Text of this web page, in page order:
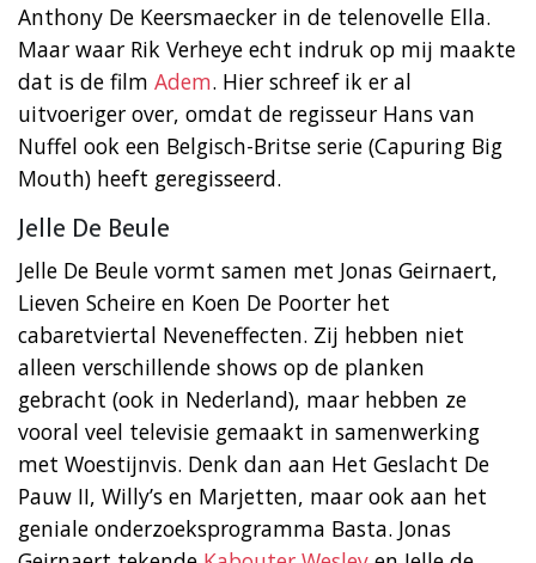
Anthony De Keersmaecker in de telenovelle Ella.
Maar waar Rik Verheye echt indruk op mij maakte
dat is de film Adem. Hier schreef ik er al
uitvoeriger over, omdat de regisseur Hans van
Nuffel ook een Belgisch-Britse serie (Capuring Big
Mouth) heeft geregisseerd.
Jelle De Beule
Jelle De Beule vormt samen met Jonas Geirnaert,
Lieven Scheire en Koen De Poorter het
cabaretviertal Neveneffecten. Zij hebben niet
alleen verschillende shows op de planken
gebracht (ook in Nederland), maar hebben ze
vooral veel televisie gemaakt in samenwerking
met Woestijnvis. Denk dan aan Het Geslacht De
Pauw II, Willy’s en Marjetten, maar ook aan het
geniale onderzoeksprogramma Basta. Jonas